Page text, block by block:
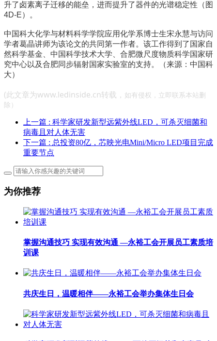
升了卤素离子迁移的能垒，进而提升了器件的光谱稳定性（图
4D-E）。
中国科大化学与材料科学学院应用化学系博士生宋永慧与访问
学者葛晶讲师为该论文的共同第一作者。该工作得到了国家自
然科学基金、中国科学技术大学、合肥微尺度物质科学国家研
究中心以及合肥同步辐射国家实验室的支持。（来源：中国科
大）
(此文章为www.ledinside.cn转载， 如有侵权，立即联系本站删
除）
上一篇 : 科学家研发新型远紫外线LED，可杀灭细菌和
病毒且对人体无害
下一篇 : 总投资80亿，芯映光电Mini/Micro LED项目完成
重要节点
为你推荐
掌握沟通技巧 实现有效沟通 —永裕工会开展员工素质培
训课
共庆生日，温暖相伴——永裕工会举办集体生日会